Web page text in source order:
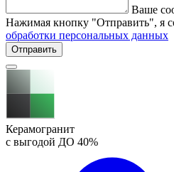
Ваше
Нажимая кнопку "Отправить", я
обработки персональных данных
Отправить
Керамогранит
с выгодой ДО 40%